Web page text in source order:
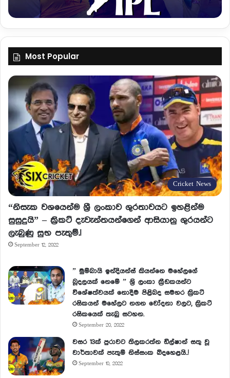
Most Popular
Cricket News
“නිසැක වශයෙන්ම ශ්‍රී ලංකාව ශුරතාවයට ඉහළින්ම
සුසුදුයි” – ක්‍රිකට් දැවැන්තයන්ගෙන් ආසියානු ශුරයන්ට
ලැබුණු සුභ පැතුම්.!
September 12, 2022
” මුම්බායි ඉන්දියන්ස් කියන්නෙ මහේලගේ
බූදලයක් නෙමේ ” ශ්‍රි ලංකා ක්‍රීඩකයන්ට
විශේෂත්වයක් නොදීම පිළිබද සමහර ක්‍රිකට්
රසිකයන් මහේලට නගන චෝදනා වලට, ක්‍රිකට්
රසිකයෙක් තැබු සටහන.
September 20, 2022
වසර 13ක් පුරාවට තිලකරත්න ඩිල්ෂාන් සතු වූ
වාර්තාවක් පැතුම් නිස්සංක බිදහෙළයි..!
September 10, 2022